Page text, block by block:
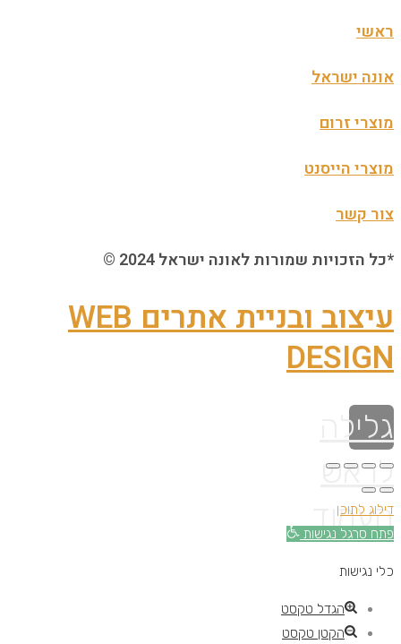
ראשי
אונה ישראל
מוצרי זרום
מוצרי הייסנט
צור קשר
*כל הזכויות שמורות לאונה ישראל 2024 ©
עיצוב ובניית אתרים WEB
DESIGN
גלילה
לראש
העמוד
דילוג לתוכן
פתח סרגל נגישות
כלי נגישות
הגדל טקסט
הקטן טקסט